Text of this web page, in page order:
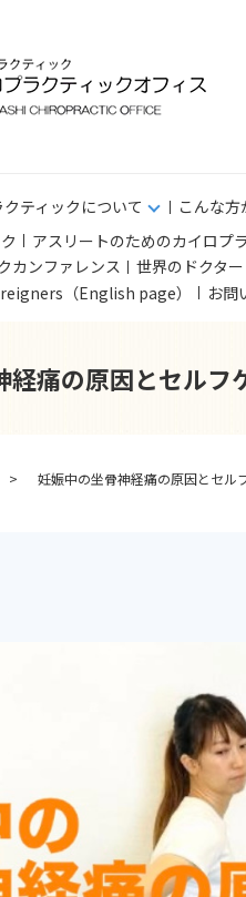
ティックについて こんな方
アスリートのためのカイロプ
カンファレンス
世界のドクタ
（English page） お問
経痛の原因とセル
妊娠中の坐骨神経痛の原因とセル